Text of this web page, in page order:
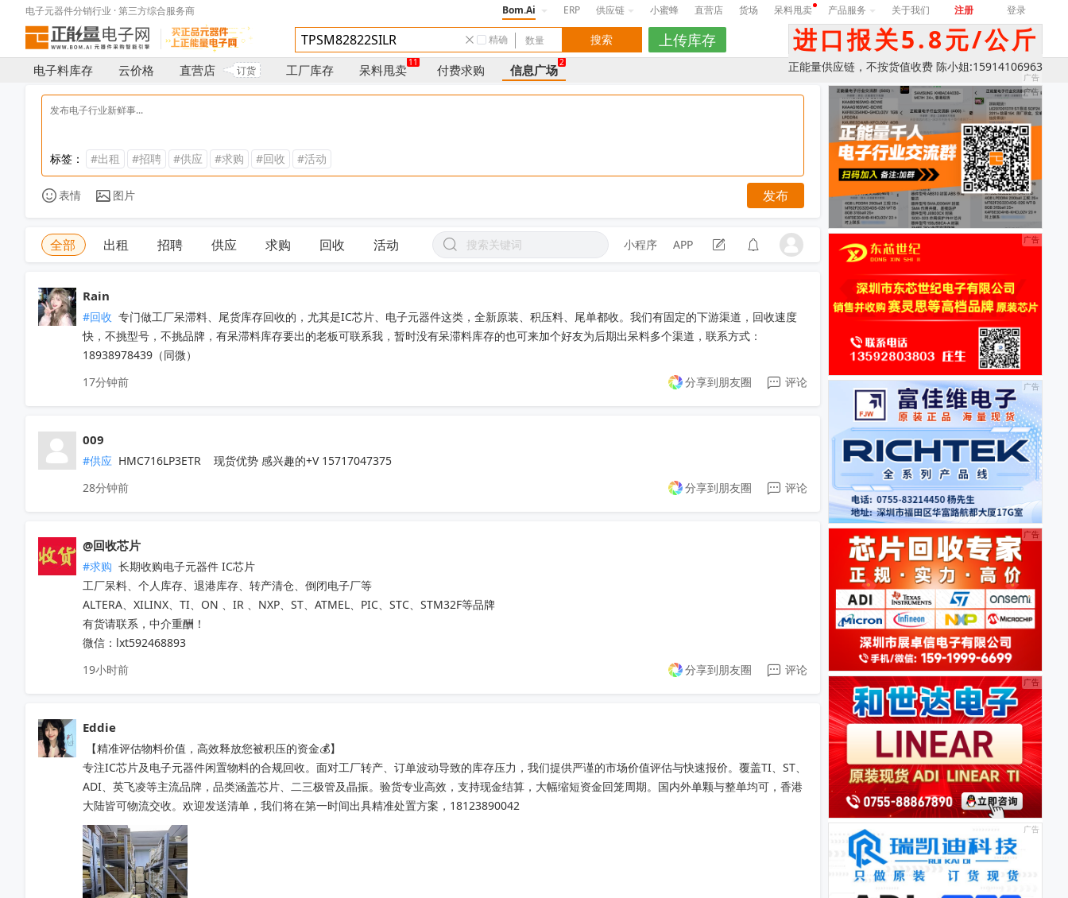
电子元器件分销行业 · 第三方综合服务商 Bom.Ai ERP 供应链 小蜜蜂 直营店 货场 呆料甩卖 产品服务 关于我们 注册 登录
精确 进口报关5.8元/公斤
正能量供应链，不按货值收费 陈小姐:15914106963
电子料库存 云价格 直营店 订货 工厂库存 呆料甩卖
11
付费求购 信息广场
2
标签： #出租 #招聘 #供应 #求购 #回收 #活动
表情 图片 发布
全部 出租 招聘 供应 求购 回收 活动 小程序 APP
Rain
#回收 专门做工厂呆滞料、尾货库存回收的，尤其是IC芯片、电子元器件这类，全新原装、积压料、尾单都收。我们有固定的下游渠道，回收速度
快，不挑型号，不挑品牌，有呆滞料库存要出的老板可联系我，暂时没有呆滞料库存的也可来加个好友为后期出呆料多个渠道，联系方式：
18938978439（同微）
17分钟前
分享到朋友圈 评论
009
#供应 HMC716LP3ETR    现货优势 感兴趣的+V 15717047375
28分钟前
分享到朋友圈 评论
@回收芯片
#求购 长期收购电子元器件 IC芯片
工厂呆料、个人库存、退港库存、转产清仓、倒闭电子厂等
ALTERA、XILINX、TI、ON 、IR 、NXP、ST、ATMEL、PIC、STC、STM32F等品牌
有货请联系，中介重酬！
微信：lxt592468893
19小时前
分享到朋友圈 评论
Eddie
专注IC芯片及电子元器件闲置物料的合规回收。面对工厂转产、订单波动导致的库存压力，我们提供严谨的市场价值评估与快速报价。覆盖TI、ST、
ADI、英飞凌等主流品牌，品类涵盖芯片、二三极管及晶振。验货专业高效，支持现金结算，大幅缩短资金回笼周期。国内外单颗与整单均可，香港
大陆皆可物流交收。欢迎发送清单，我们将在第一时间出具精准处置方案，18123890042